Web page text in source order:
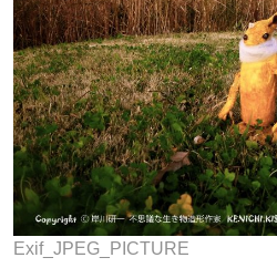
Exif_JPEG_PICTURE